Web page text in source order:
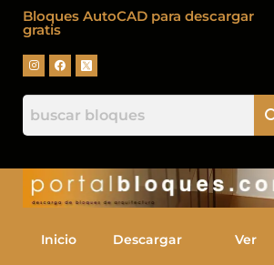
Bloques AutoCAD para descargar
gratis
Inicio Descargar Ver